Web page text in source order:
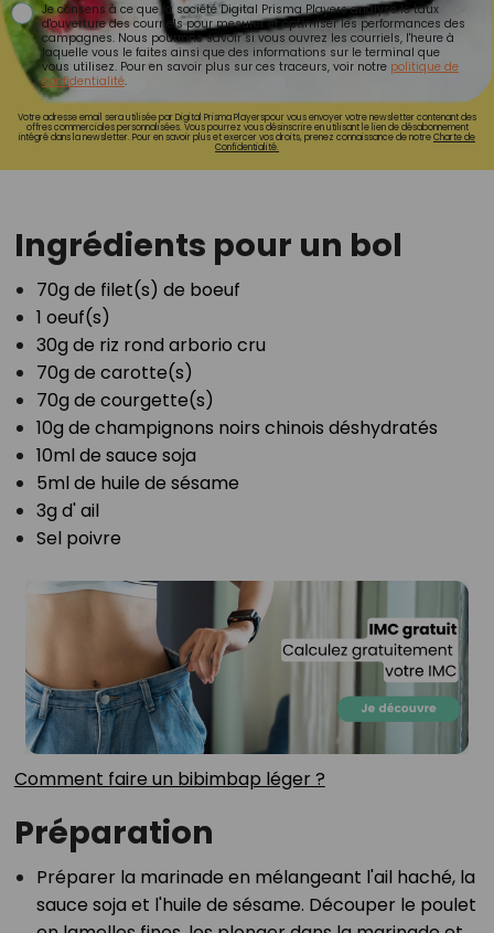
Je consens à ce que la société Digital Prisma Players analyse le taux
d'ouverture des courriels pour mesurer et optimiser les performances des
campagnes. Nous pourrons savoir si vous ouvrez les courriels, l'heure à
laquelle vous le faites ainsi que des informations sur le terminal que
vous utilisez. Pour en savoir plus sur ces traceurs, voir notre politique de
confidentialité.
Votre adresse email sera utilisée par Digital Prisma Playerspour vous envoyer votre newsletter contenant des
offres commerciales personnalisées. Vous pourrez vous désinscrire en utilisant le lien de désabonnement
intégré dans la newsletter. Pour en savoir plus et exercer vos droits, prenez connaissance de notreCharte de
Confidentialité.
Ingrédients pour un bol
70g de filet(s) de boeuf⁣
1 oeuf(s)⁣
30g de riz rond arborio cru⁣
70g de carotte(s)⁣
70g de courgette(s)⁣
10g de champignons noirs chinois déshydratés⁣
10ml de sauce soja⁣
5ml de huile de sésame⁣
3g d' ail⁣
Sel poivre⁣
Comment faire un bibimbap léger ?⁣
Préparation
Préparer la marinade en mélangeant l'ail haché, la
sauce soja et l'huile de sésame. Découper le poulet